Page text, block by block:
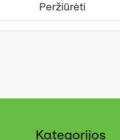
Peržiūrėti
Kategorijos